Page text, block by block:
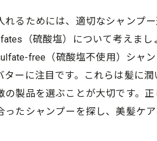
れるためには、適切なシャンプ
（硫酸塩）について考えま
free（硫酸塩不使用）シャ
ターに注目です。これらは髪に
の製品を選ぶことが大切です。
ったシャンプーを探し、美髪ケ